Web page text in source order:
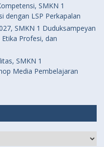
SMKN 1
dengan LSP Perkapalan
SMKN 1 Duduksampeyan
Profesi, dan
SMKN 1
Media Pembelajaran